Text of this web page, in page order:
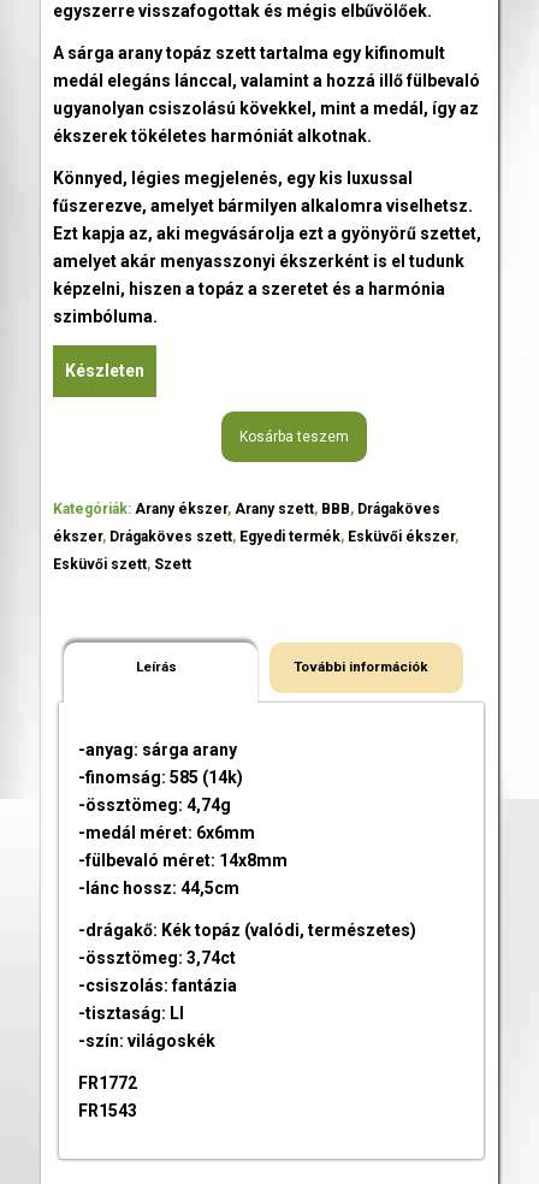
egyszerre visszafogottak és mégis elbűvölőek.
A sárga arany topáz szett tartalma egy kifinomult
medál elegáns lánccal, valamint a hozzá illő fülbevaló
ugyanolyan csiszolású kövekkel, mint a medál, így az
ékszerek tökéletes harmóniát alkotnak.
Könnyed, légies megjelenés, egy kis luxussal
fűszerezve, amelyet bármilyen alkalomra viselhetsz.
Ezt kapja az, aki megvásárolja ezt a gyönyörű szettet,
amelyet akár menyasszonyi ékszerként is el tudunk
képzelni, hiszen a topáz a szeretet és a harmónia
szimbóluma.
Készleten
Kosárba teszem
Kategóriák: Arany ékszer, Arany szett, BBB, Drágaköves
ékszer, Drágaköves szett, Egyedi termék, Esküvői ékszer,
Esküvői szett, Szett
Leírás További információk
-anyag: sárga arany
-finomság: 585 (14k)
-össztömeg: 4,74g
-medál méret: 6x6mm
-fülbevaló méret: 14x8mm
-lánc hossz: 44,5cm
-drágakő: Kék topáz (valódi, természetes)
-össztömeg: 3,74ct
-csiszolás: fantázia
-tisztaság: LI
-szín: világoskék
FR1772
FR1543